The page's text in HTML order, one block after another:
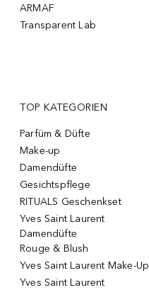
ARMAF
Transparent Lab
TOP KATEGORIEN
Parfüm & Düfte
Make-up
Damendüfte
Gesichtspflege
RITUALS Geschenkset
Yves Saint Laurent
Damendüfte
Rouge & Blush
Yves Saint Laurent Make-Up
Yves Saint Laurent